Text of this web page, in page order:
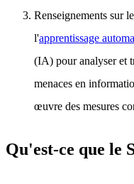
Renseignements sur
l'apprentissage
(IA) pour analyser et
menaces en
œuvre des mesures
Qu'est-ce que le